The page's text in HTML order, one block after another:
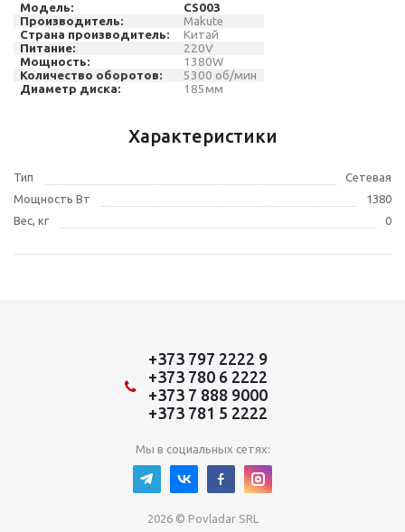
Модель: CS003
Производитель:
Makute
Страна производитель:
Китай
Питание:
220V
Мощность:
1380W
Количество оборотов: 5 300 об/мин
Диаметр диска:
185мм
Характеристики
Тип
Сетевая
Мощность Вт
1380
Вес, кг
0
+373 797 2222 9
+373 780 6 2222
+373 7 888 9000
+373 781 5 2222
Мы в социальных сетях:
2026 © Povladar SRL